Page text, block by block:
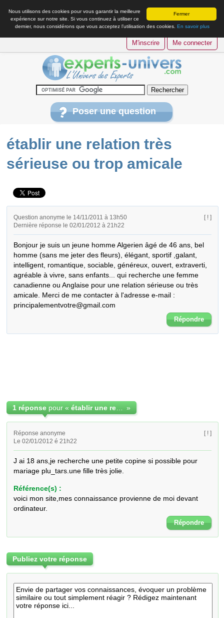
Fermer
Nous utilisons des cookies pour vous garantir la meilleure
expérience sur notre site. Si vous continuez à utiliser ce
dernier, nous considérons que vous acceptez l’utilisation des cookies. En savoir plus
M'inscrire Me connecter
Poser une question
établir une relation très
sérieuse ou trop amicale
Question anonyme le 14/11/2011 à 13h50
Dernière réponse le 02/01/2012 à 21h22
[ ! ]
Bonjour je suis un jeune homme Algerien âgé de 46 ans, bel
homme (sans me jeter des fleurs), élégant, sportif ,galant,
intelligent, romantique, sociable, généreux, ouvert, extraverti,
agréable à vivre, sans enfants... qui recherche une femme
canadienne ou Anglaise pour une relation sérieuse ou très
amicale. Merci de me contacter à l'adresse e-mail :
principalementvotre@gmail.com
Répondre
1 réponse pour « »
Réponse anonyme
Le 02/01/2012 é 21h22
[ ! ]
J ai 18 ans,je recherche une petite copine si possible pour
mariage plu_tars.une fille très jolie.
Référence(s) :
voici mon site,mes connaissance provienne de moi devant
ordinateur.
Répondre
Publiez votre réponse